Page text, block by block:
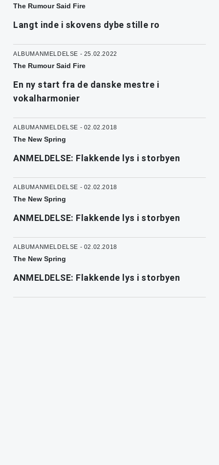
The Rumour Said Fire
Langt inde i skovens dybe stille ro
ALBUMANMELDELSE - 25.02.2022
The Rumour Said Fire
En ny start fra de danske mestre i
vokalharmonier
ALBUMANMELDELSE - 02.02.2018
The New Spring
ANMELDELSE: Flakkende lys i storbyen
ALBUMANMELDELSE - 02.02.2018
The New Spring
ANMELDELSE: Flakkende lys i storbyen
ALBUMANMELDELSE - 02.02.2018
The New Spring
ANMELDELSE: Flakkende lys i storbyen